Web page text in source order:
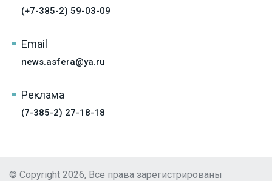
(+7-385-2) 59-03-09
Email
news.asfera@ya.ru
Реклама
(7-385-2) 27-18-18
© Copyright 2026, Все права зарегистрированы